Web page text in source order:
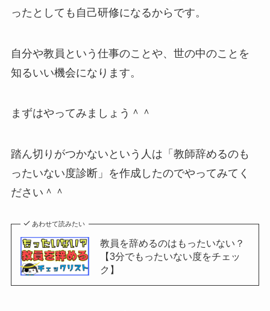
ったとしても自己研修になるからです。
自分や教員という仕事のことや、世の中のことを
知るいい機会になります。
まずはやってみましょう＾＾
踏ん切りがつかないという人は「教師辞めるのも
ったいない度診断」を作成したのでやってみてく
ださい＾＾
あわせて読みたい
教員を辞めるのはもったいない？
【3分でもったいない度をチェッ
ク】